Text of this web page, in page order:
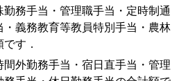
勤務手当・管理職手当・定時制通
義務教育等教員特別手当・農林
す．
間外勤務手当・宿日直手当・管理